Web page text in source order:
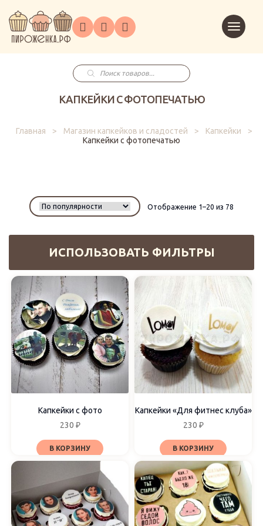
ГлавнаяКаталог
на
заказ
Праздники
Корпоративным
клиентам
в
корзину
Поиск
товаров
КАПКЕЙКИ С ФОТОПЕЧАТЬЮ
Главная > Магазин капкейков и сладостей > Капкейки
>
Капкейки с фотопечатью
Отображение 1–20 из 78
ИСПОЛЬЗОВАТЬ ФИЛЬТРЫ
Цвет
Бежевый
Белый
Голубой
Жёлтый
Зелёный
Коричневый
Оранжевый
Розовый
Серый
Синий
Чёрный
Декор
Капкейки с фото
230 ₽
В КОРЗИНУ
Капкейки «Для фитнес клуба»
230 ₽
В КОРЗИНУ